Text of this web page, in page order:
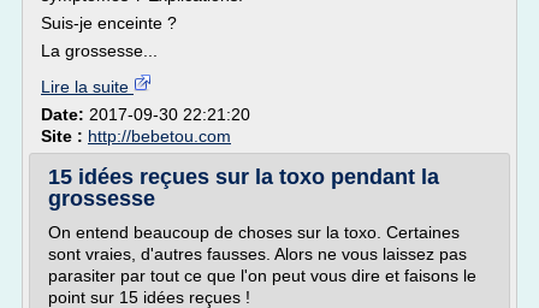
Suis-je enceinte ?
La grossesse...
Lire la suite
Date: 2017-09-30 22:21:20
Site : http://bebetou.com
15 idées reçues sur la toxo pendant la
grossesse
On entend beaucoup de choses sur la toxo. Certaines
sont vraies, d'autres fausses. Alors ne vous laissez pas
parasiter par tout ce que l'on peut vous dire et faisons le
point sur 15 idées reçues !